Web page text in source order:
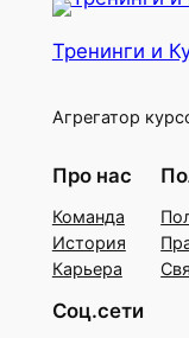
Тренинги и
Агрегатор
Про нас
Команда
История
Карьера
Соц.сети